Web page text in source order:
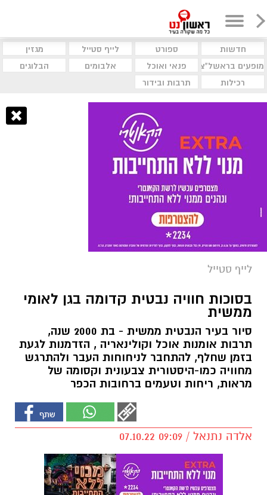
חדשות ספורט לייף סטייל
מגזין
מופעים בראשל"צ
פנאי ואוכל אלבומים
הבלוגים
רכילות
תרבות ובידור
לייף סטייל
בסוכות חוויה נבטית קדומה בגן לאומי
ממשית
סיור בעיר הנבטית ממשית - בת 2000 שנה,
תרבות אומנות אוכל וקולינאריה , הזדמנות לגעת
בזמן שחלף, להתחבר לניחוחות העבר ולהתרגש
מחוויה כמו-היסטורית צבעונית וקסומה של
מראות, ריחות וטעמים ברחובות הכפר
אלדה נתנאל / 09:09 07.10.22